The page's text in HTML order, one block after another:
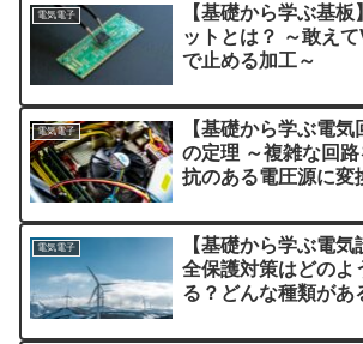
電気電子
【基礎から学ぶ基
ットとは？ ～敢え
で止める加工～
電気電子
【基礎から学ぶ電
の定理 ～複雑な回
抗のある電圧源に変
電気電子
【基礎から学ぶ電
全保護対策はどのよ
る？どんな種類があ